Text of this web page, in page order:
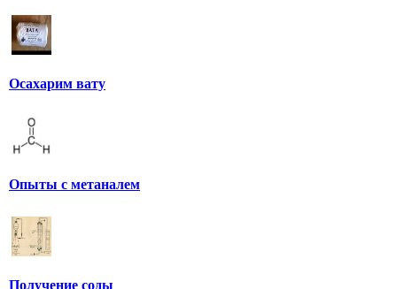
Осахарим вату
Опыты с метаналем
Получение соды